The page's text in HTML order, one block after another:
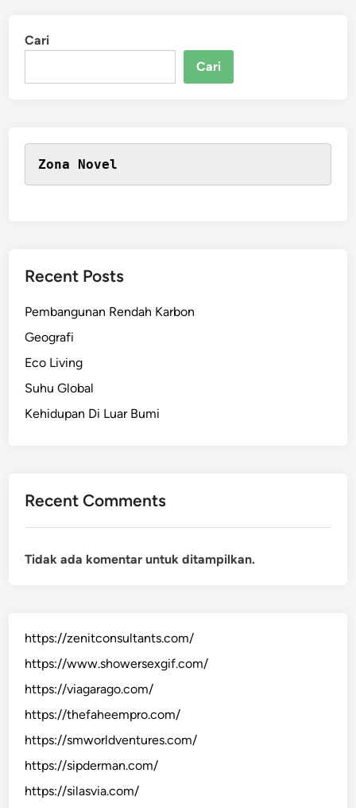
Cari
Cari
Zona Novel
Recent Posts
Pembangunan Rendah Karbon
Geografi
Eco Living
Suhu Global
Kehidupan Di Luar Bumi
Recent Comments
Tidak ada komentar untuk ditampilkan.
https://zenitconsultants.com/
https://www.showersexgif.com/
https://viagarago.com/
https://thefaheempro.com/
https://smworldventures.com/
https://sipderman.com/
https://silasvia.com/